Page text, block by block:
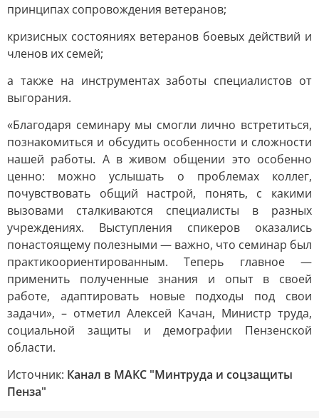
принципах сопровождения ветеранов;
кризисных состояниях ветеранов боевых действий и
членов их семей;
а также на инструментах заботы специалистов от
выгорания.
«Благодаря семинару мы смогли лично встретиться,
познакомиться и обсудить особенности и сложности
нашей работы. А в живом общении это особенно
ценно: можно услышать о проблемах коллег,
почувствовать общий настрой, понять, с какими
вызовами сталкиваются специалисты в разных
учреждениях. Выступления спикеров оказались
понастоящему полезными — важно, что семинар был
практикоориентированным. Теперь главное —
применить полученные знания и опыт в своей
работе, адаптировать новые подходы под свои
задачи», – отметил Алексей Качан, Министр труда,
социальной защиты и демографии Пензенской
области.
Источник: Канал в МАКС "Минтруда и соцзащиты
Пенза"